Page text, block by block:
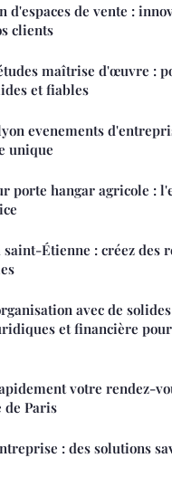
d'espaces de vente :
clients
maîtrise d'œuvre :
et fiables
evenements
unique
porte hangar agricole :
saint-Étienne : créez des
avec de
et financière
votre rendez-
de Paris
: des solutions